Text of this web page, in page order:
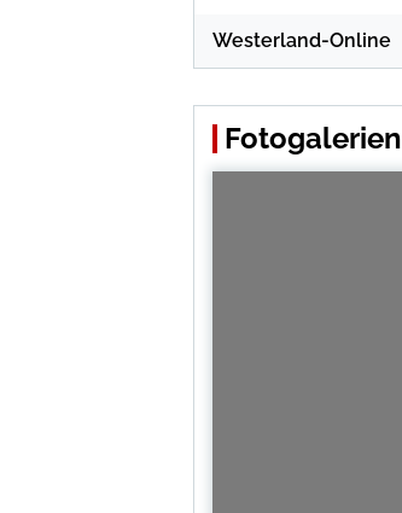
Westerland-Online
Fotogalerien